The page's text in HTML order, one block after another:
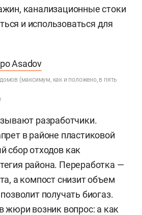
канализационные стоки
и использоваться для
(максимум, как и положено, в пять
разработчики.
в районе пластиковой
сбор отходов как
района. Переработка —
а компост снизит объем
получать биогаз.
жюри возник вопрос: а как